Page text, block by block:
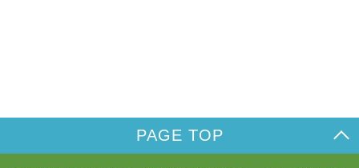
PAGE TOP